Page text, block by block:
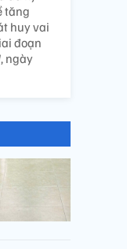
tăng
huy vai
đoạn
ngày